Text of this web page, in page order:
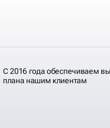
С 2016 года обеспечиваем
плана нашим клиентам